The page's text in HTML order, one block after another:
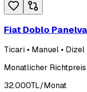
Fiat Doblo
Ticari • Manuel • Dizel
Monatlicher Richtpreis
32.000TL/Monat